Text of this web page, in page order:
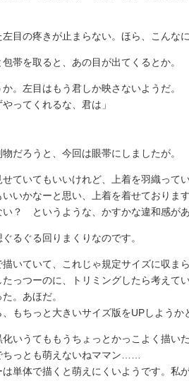
左目の疼きが止まらない。ほら、こんな
帯を取ると、あの目が出てくるとか。
か。左目はもう君しか映さないようだ。
ってくれるな、君は」
だろうと、今回は眼帯にしましたが。
ていてもいいけれど、上着を羽織って
いかなーと思い、上着を着せております
？ というような、かすかな違和感があ
るぐる回りまくりなのです。
いていて、これじゃ規定サイズに収ま
っつーのに、トリミングしたら考えて
。あほだ。
もちっと大きいサイズ版をUPしようか
いうてももうちょっとかっこよく描いた
ちっとも萌えないねママン……
単体で描くと萌えにくいようです。私が